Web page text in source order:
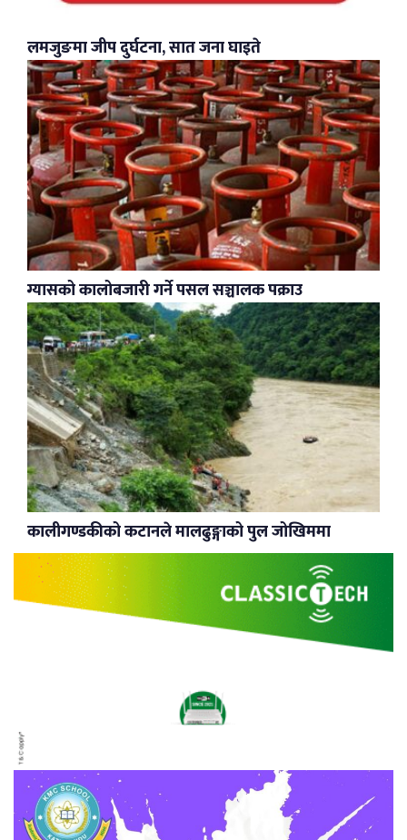
लमजुङमा जीप दुर्घटना, सात जना घाइते
ग्यासको कालोबजारी गर्ने पसल सञ्चालक पक्राउ
कालीगण्डकीको कटानले मालढुङ्गाको पुल जोखिममा